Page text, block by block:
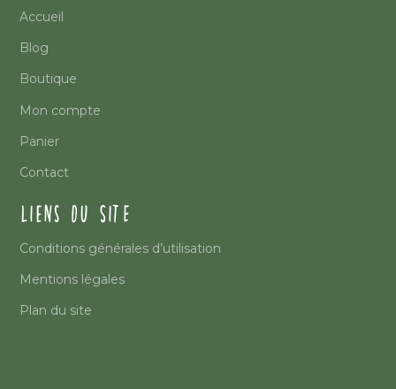
Accueil
Blog
Boutique
Mon compte
Panier
Contact
LIENS DU SITE
Conditions générales d’utilisation
Mentions légales
Plan du site